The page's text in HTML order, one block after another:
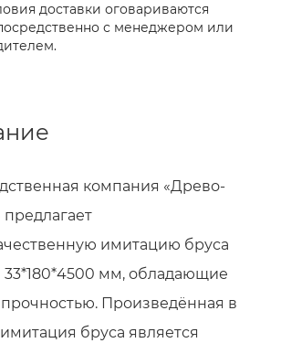
доставки оговариваются
с менеджером или
компания «Древо-
предлагает
имитацию бруса
33*180*4500 мм, обладающие
Произведённая в
бруса является